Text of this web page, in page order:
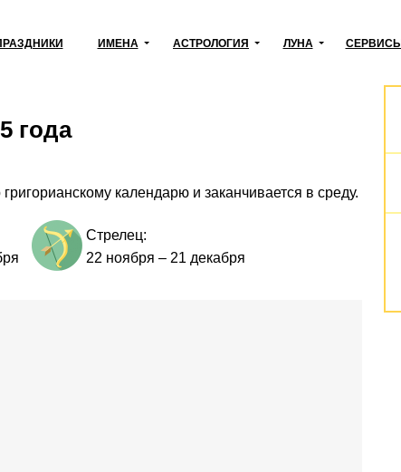
ИМЕНА АСТРОЛОГИЯ ЛУНА СЕРВИСЫ
года
календарю и заканчивается в среду.
Стрелец:
22 ноября – 21 декабря